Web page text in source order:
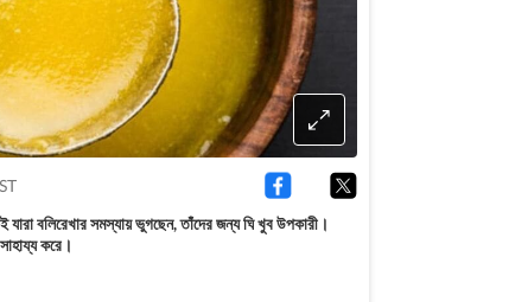
যারা বলিরেখার সমস্যায় ভুগছেন, তাঁদের জন্য ঘি খুব উপকারী।
করে।